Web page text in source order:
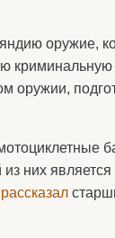
оружие,
оружии,
них
рассказал